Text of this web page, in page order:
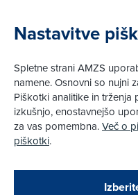
Prvi pogled
Za volanom
Tehnika
Pravni vidiki
Piškotki
Pravno obvestilo
Nastavitve
Spletne strani AMZS
namene. Osnovni so nujni
Piškotki analitike in
izkušnjo, enostavnejšo
za vas pomembna.Več o
piškotki.